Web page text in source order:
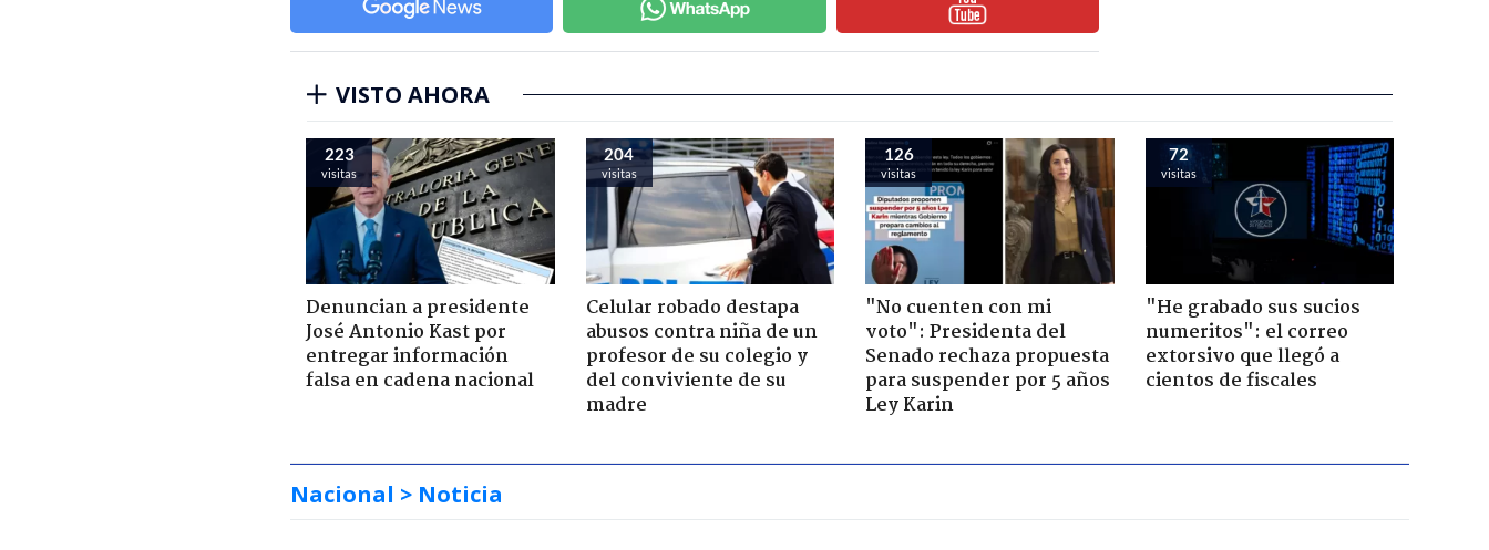
VISTO AHORA
223
visitas
Denuncian a presidente
José Antonio Kast por
entregar información
falsa en cadena nacional
204
visitas
Celular robado destapa
abusos contra niña de un
profesor de su colegio y
del conviviente de su
madre
126
visitas
"No cuenten con mi
voto": Presidenta del
Senado rechaza propuesta
para suspender por 5 años
Ley Karin
72
visitas
"He grabado sus sucios
numeritos": el correo
extorsivo que llegó a
cientos de fiscales
Nacional > Noticia